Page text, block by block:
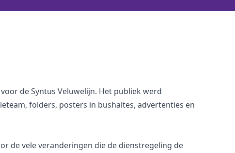
de Syntus Veluwelijn. Het publiek werd
folders, posters in bushaltes, advertenties en
de vele veranderingen die de dienstregeling de